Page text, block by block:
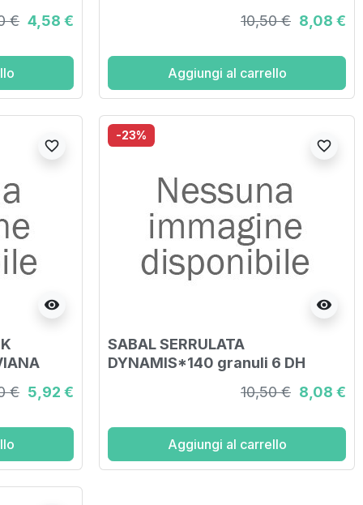
€ 4,58 € 10,50 € 8,08 €
Aggiungi al carrello
visibility
favorite_border
€ 5,92 €
-23%
visibility
favorite_border
SABAL SERRULATA
DYNAMIS*140 granuli 6 DH
10,50 € 8,08 €
Aggiungi al carrello